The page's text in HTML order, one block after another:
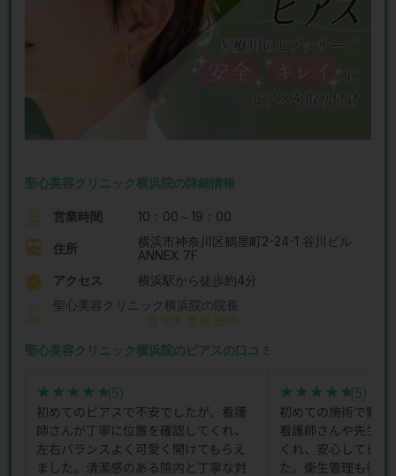
聖心美容クリニック横浜院の詳細情報
営業時間 10：00～19：00
住所
横浜市神奈川区鶴屋町2-24-1 谷川ビル
ANNEX 7F
アクセス
横浜駅から徒歩約4分
聖心美容クリニック横浜院の院長
佐々木 直美 医師
聖心美容クリニック横浜院のピアスの口コミ
★★★★★
★★★★★(5)
初めてのピアスで不安でしたが、看護
師さんが丁寧に位置を確認してくれ、
左右バランスよく可愛く開けてもらえ
ました。清潔感のある院内と丁寧な対
★★★★★
★★★★★(5)
初めての施術で緊
看護師さんや先生
くれ、安心してピ
た。衛生管理も行